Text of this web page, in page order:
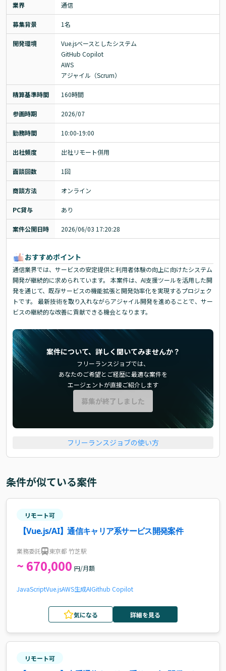
業界 通信
募集背景 1名
開発環境
Vue.jsベースとしたシステム
GitHub Copilot
AWS
アジャイル（Scrum）
精算基準時間 160時間
参画時期 2026/07
勤務時間 10:00-19:00
出社頻度 出社リモート併用
面談回数 1回
商談方法 オンライン
PC貸与 あり
案件公開日時 2026/06/03 17:20:28
おすすめポイント
通信業界では、サービスの安定提供と利用者体験の向上に向けたシステム
開発が継続的に求められています。 本案件は、AI支援ツールを活用した開
発を通じて、既存サービスの機能拡張と開発効率化を実現するプロジェク
トです。 最新技術を取り入れながらアジャイル開発を進めることで、サー
ビスの継続的な改善に貢献できる機会となります。
案件について、詳しく聞いてみませんか？
フリーランスジョブでは、
あなたのご希望とご経歴に最適な案件を
エージェントが直接ご紹介します
募集が終了しました
フリーランスジョブの使い方
条件が似ている案件
リモート可
【Vue.js/AI】通信キャリア系サービス開発案件
業務委託 東京都 竹芝駅
~ 670,000 円/月額
JavaScriptVue.jsAWS生成AIGithub Copilot
気になる 詳細を見る
リモート可